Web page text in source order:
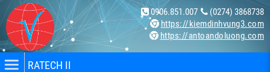
(0274) 3868738
0906.851.007
https://kiemdinhvung3.com
https://antoandoluong.com
RATECH II